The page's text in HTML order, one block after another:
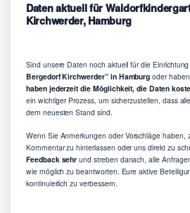
Daten aktuell für
Kirchwerder, Hamburg
Sind unsere Daten noch aktuell für die
Bergedorf Kirchwerder” in Hamburg oder
haben jederzeit die Möglichkeit, die Daten
ein wichtiger Prozess, um sicherzustellen, dass
dem neuesten Stand sind.
Wenn Sie Anmerkungen oder Vorschläge haben,
Kommentar zu hinterlassen oder uns direkt zu
Feedback sehr und streben danach, alle
wie möglich zu beantworten. Eure aktive
kontinuierlich zu verbessern.